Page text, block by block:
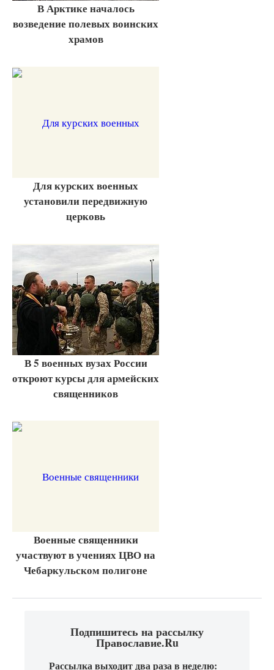
В Арктике началось
возведение полевых воинских
храмов
Для курских военных
установили передвижную
церковь
В 5 военных вузах России
откроют курсы для армейских
священников
Военные священники
участвуют в учениях ЦВО на
Чебаркульском полигоне
Подпишитесь на рассылку
Православие.Ru
Рассылка выходит два раза в неделю: